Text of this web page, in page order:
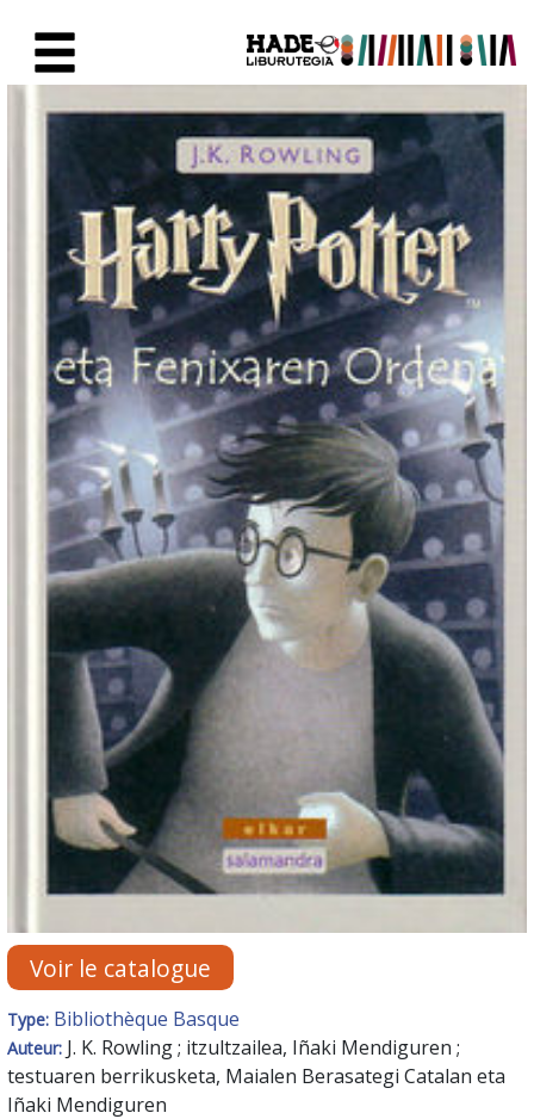
Fiche de Nouveaux Livres -
Voir le catalogue
Type: Bibliothèque Basque
Auteur: J. K. Rowling ; itzultzailea, Iñaki Mendiguren ;
testuaren berrikusketa, Maialen Berasategi Catalan eta
Iñaki Mendiguren